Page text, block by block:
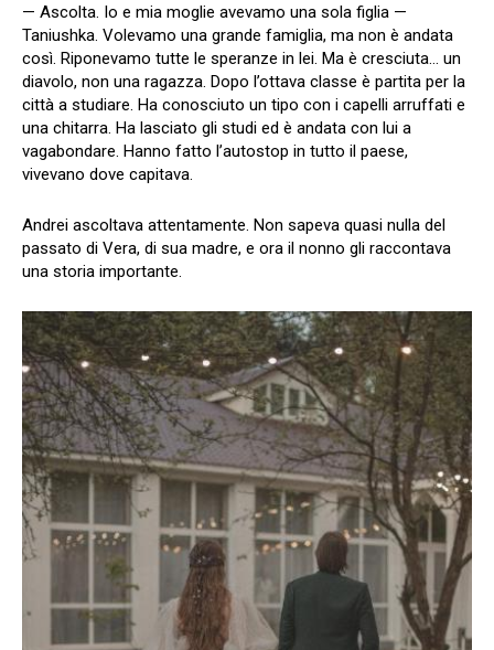
— Ascolta. Io e mia moglie avevamo una sola figlia —
Taniushka. Volevamo una grande famiglia, ma non è andata
così. Riponevamo tutte le speranze in lei. Ma è cresciuta… un
diavolo, non una ragazza. Dopo l’ottava classe è partita per la
città a studiare. Ha conosciuto un tipo con i capelli arruffati e
una chitarra. Ha lasciato gli studi ed è andata con lui a
vagabondare. Hanno fatto l’autostop in tutto il paese,
vivevano dove capitava.
Andrei ascoltava attentamente. Non sapeva quasi nulla del
passato di Vera, di sua madre, e ora il nonno gli raccontava
una storia importante.